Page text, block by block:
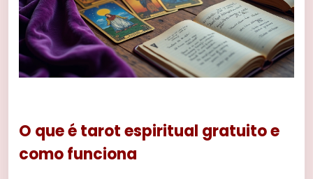
O que é tarot espiritual gratuito e
como funciona